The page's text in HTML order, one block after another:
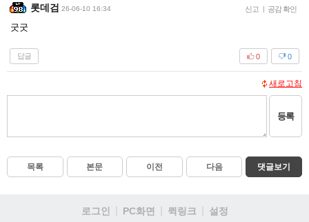
롯데검 26-06-10 16:34 신고 | 공감 확인
굿굿
답글 0
0
새로고침
등록
목록 본문 이전 다음 댓글보기
로그인 PC화면 퀵링크 설정